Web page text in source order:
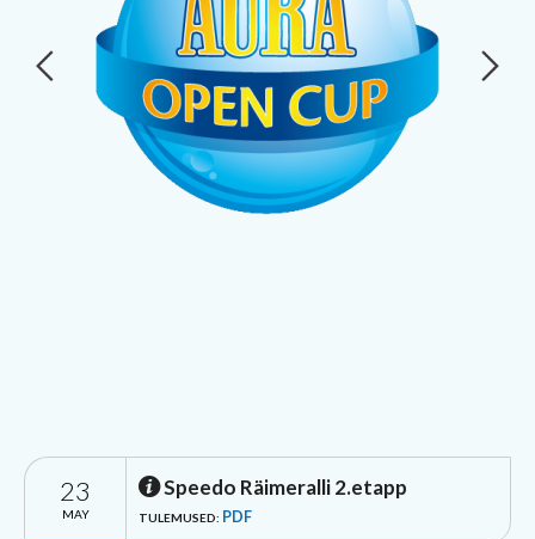
23
MAY
Speedo Räimeralli 2.etapp
TULEMUSED: PDF